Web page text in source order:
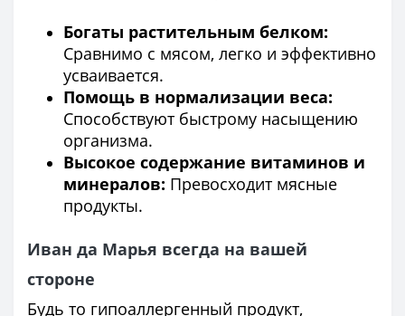
Богаты растительным белком:
Сравнимо с мясом, легко и эффективно
усваивается.
Помощь в нормализации веса:
Способствуют быстрому насыщению
организма.
Высокое содержание витаминов и
минералов: Превосходит мясные
продукты.
Иван да Марья всегда на вашей
стороне
Будь то гипоаллергенный продукт,